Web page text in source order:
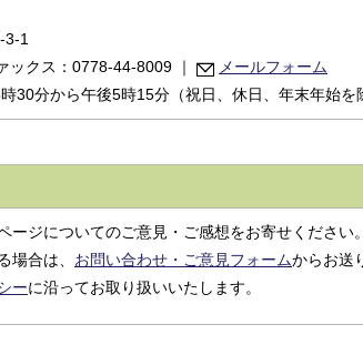
3-1
ックス：0778-44-8009 ｜
メールフォーム
30分から午後5時15分（祝日、休日、年末年始を
ジについてのご意見・ご感想をお寄せください。
場合は、 お問い合わせ・ご意見フォームからお送
ーに沿ってお取り扱いいたします。